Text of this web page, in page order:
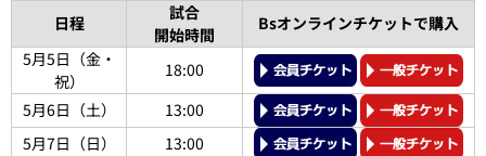
日程
試合
開始時間
Bsオンラインチケットで購入
5月5日（金・
祝）
18:00
5月6日（土）
13:00
5月7日（日）
13:00